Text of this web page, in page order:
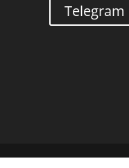
Telegram